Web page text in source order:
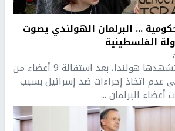
... البرلمان الهولندي يصوت
الفلسطينية
وسط أزمة سياسة تشهدها هولندا، بعد استقالة 9 أعضاء من
عدم اتخاذ إجراءات ضد إسرائيل بسبب
البرلمان ...